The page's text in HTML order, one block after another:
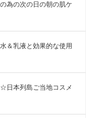
為の次の日の朝の肌ケ
＆乳液と効果的な使用
日本列島ご当地コスメ